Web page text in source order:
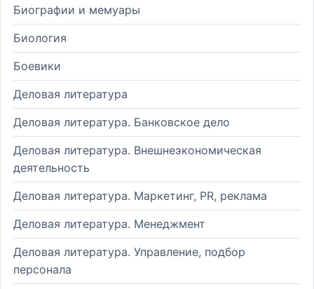
Биографии и мемуары
Биология
Боевики
Деловая литература
Деловая литература. Банковское дело
Деловая литература. Внешнеэкономическая
деятельность
Деловая литература. Маркетинг, PR, реклама
Деловая литература. Менеджмент
Деловая литература. Управление, подбор
персонала